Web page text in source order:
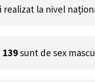
la nivel
139sunt de sex